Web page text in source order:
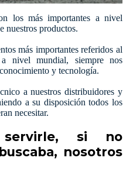
los más importantes a nivel
nuestros productos.
más importantes referidos al
nivel mundial, siempre nos
y tecnología.
a nuestros distribuidores y
a su disposición todos los
necesitar.
servirle, si no
nosotros